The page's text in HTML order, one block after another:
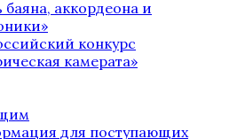
баяна, аккордеона и
конкурс
камерата»
для поступающих